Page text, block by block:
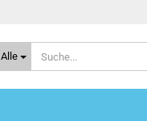
Alle